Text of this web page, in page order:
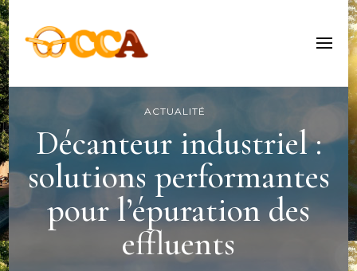
Centre Culturel Alsacien
ACTUALITÉ
Décanteur industriel :
solutions performantes
pour l’épuration des
effluents